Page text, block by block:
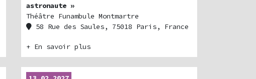
astronaute »
Théâtre Funambule Montmartre
58 Rue des Saules, 75018 Paris, France
+ En savoir plus